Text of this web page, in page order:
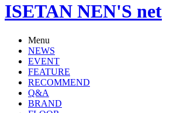
ISETAN NEN'S net
Menu
NEWS
EVENT
FEATURE
RECOMMEND
Q&A
BRAND